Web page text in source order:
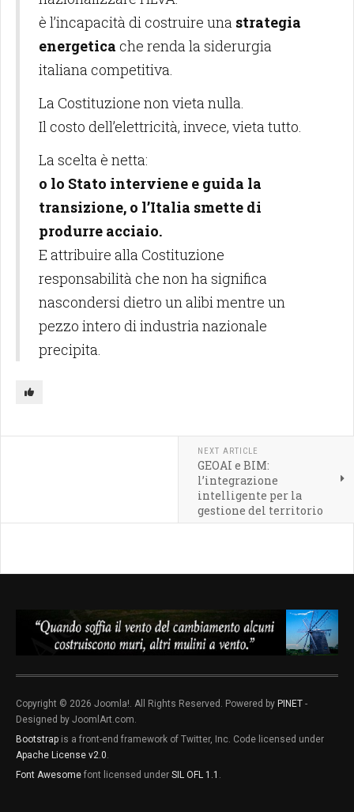
è l’incapacità di costruire una strategia
energetica che renda la siderurgia
italiana competitiva.
La Costituzione non vieta nulla.
Il costo dell’elettricità, invece, vieta tutto.
La scelta è netta:
o lo Stato interviene e guida la
transizione, o l’Italia smette di
produrre acciaio.
E attribuire alla Costituzione
responsabilità che non ha significa
nascondersi dietro un alibi mentre un
pezzo intero di industria nazionale
precipita.
NEXT ARTICLE
GEOAI e BIM:
l’integrazione
intelligente per la
gestione del territorio
Copyright © 2026 Joomla!. All Rights Reserved. Powered by PINET -
Designed by JoomlArt.com.
Bootstrap is a front-end framework of Twitter, Inc. Code licensed under
Apache License v2.0.
Font Awesome font licensed under SIL OFL 1.1 .